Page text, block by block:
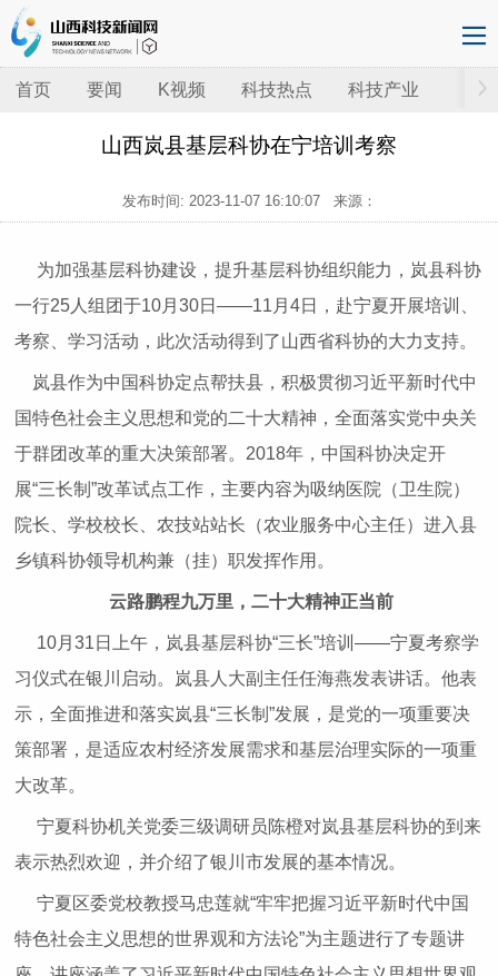
首页 要闻 K视频 科技热点 科技产业
山西岚县基层科协在宁培训考察
发布时间: 2023-11-07 16:10:07来源：
为加强基层科协建设，提升基层科协组织能力，岚县科协
一行25人组团于10月30日——11月4日，赴宁夏开展培训、
考察、学习活动，此次活动得到了山西省科协的大力支持。
岚县作为中国科协定点帮扶县，积极贯彻习近平新时代中
国特色社会主义思想和党的二十大精神，全面落实党中央关
于群团改革的重大决策部署。2018年，中国科协决定开
展“三长制”改革试点工作，主要内容为吸纳医院（卫生院）
院长、学校校长、农技站站长（农业服务中心主任）进入县
乡镇科协领导机构兼（挂）职发挥作用。
云路鹏程九万里，二十大精神正当前
10月31日上午，岚县基层科协“三长”培训——宁夏考察学
习仪式在银川启动。岚县人大副主任任海燕发表讲话。他表
示，全面推进和落实岚县“三长制”发展，是党的一项重要决
策部署，是适应农村经济发展需求和基层治理实际的一项重
大改革。
宁夏科协机关党委三级调研员陈橙对岚县基层科协的到来
表示热烈欢迎，并介绍了银川市发展的基本情况。
宁夏区委党校教授马忠莲就“牢牢把握习近平新时代中国
特色社会主义思想的世界观和方法论”为主题进行了专题讲